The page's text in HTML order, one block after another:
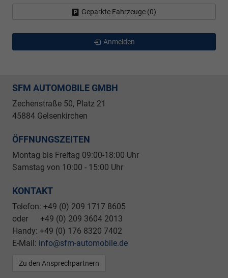
Geparkte Fahrzeuge (0)
Anmelden
SFM AUTOMOBILE GMBH
Zechenstraße 50, Platz 21
45884 Gelsenkirchen
ÖFFNUNGSZEITEN
Montag bis Freitag 09:00-18:00 Uhr
Samstag von 10:00 - 15:00 Uhr
KONTAKT
Telefon: +49 (0) 209 1717 8605
oder +49 (0) 209 3604 2013
Handy: +49 (0) 176 8320 7402
E-Mail: info@sfm-automobile.de
Zu den Ansprechpartnern